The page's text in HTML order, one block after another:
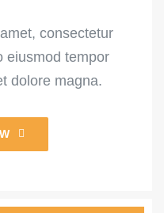
consectetur
eiusmod tempor
dolore magna.